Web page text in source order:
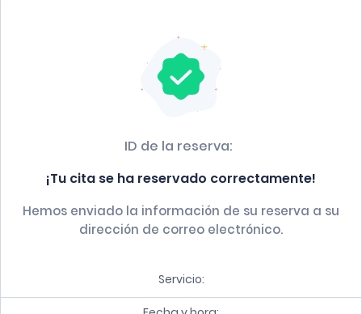
ID de la reserva:
¡Tu cita se ha reservado correctamente!
Hemos enviado la información de su reserva a su
dirección de correo electrónico.
Servicio: